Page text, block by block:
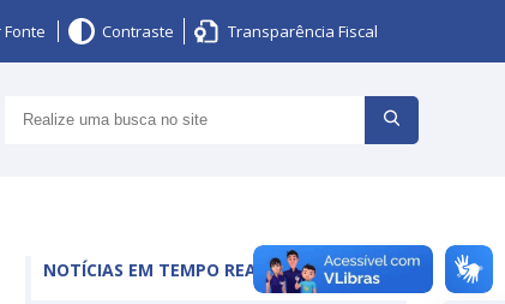
Contraste Transparência Fiscal
NOTÍCIAS EM TEMPO REAL